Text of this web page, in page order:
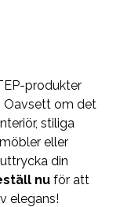
produkter
Oavsett om det
stiliga
eller
din
nu för att
elegans!